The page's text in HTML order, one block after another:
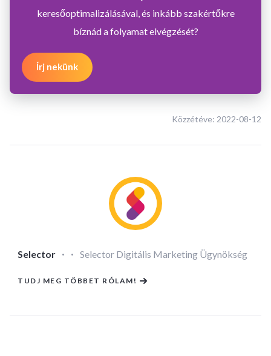
keresőoptimalizálásával, és inkább szakértőkre
bíznád a folyamat elvégzését?
Írj nekünk
Közzétéve: 2022-08-12
Selector · · Selector Digitális Marketing Ügynökség
TUDJ MEG TÖBBET RÓLAM!